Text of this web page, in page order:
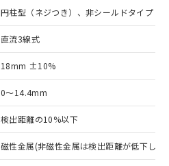
円柱型（ネジつき）、非シールドタイプ
直流3線式
18mm ±10%
0～14.4mm
検出距離の10%以下
磁性金属(非磁性金属は検出距離が低下しま